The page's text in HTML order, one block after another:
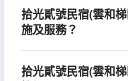
拾光貳號民宿(雲和
施及服務？
拾光貳號民宿(雲和